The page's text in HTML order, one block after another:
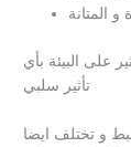
و المتانة
على البيئة بأي
تأثير سلبي
و تختلف ايضا